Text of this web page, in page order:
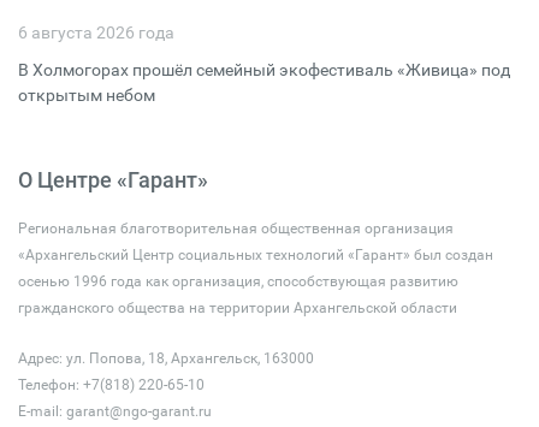
6 августа 2026 года
В Холмогорах прошёл семейный экофестиваль «Живица» под
открытым небом
О Центре «Гарант»
Региональная благотворительная общественная организация
«Архангельский Центр социальных технологий «Гарант» был создан
осенью 1996 года как организация, способствующая развитию
гражданского общества на территории Архангельской области
Адрес: ул. Попова, 18, Архангельск, 163000
Телефон: +7(818) 220-65-10
E-mail: garant@ngo-garant.ru